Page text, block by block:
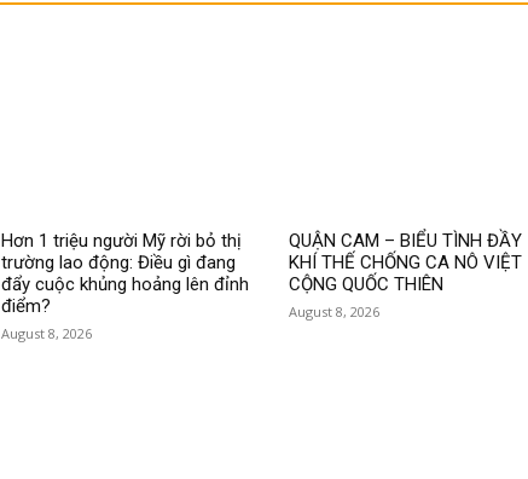
Hơn 1 triệu người Mỹ rời bỏ thị
trường lao động: Điều gì đang
đẩy cuộc khủng hoảng lên đỉnh
điểm?
August 8, 2026
QUẬN CAM – BIỂU TÌNH ĐẦY
KHÍ THẾ CHỐNG CA NÔ VIỆT
CỘNG QUỐC THIÊN
August 8, 2026